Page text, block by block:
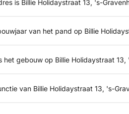
is Billie Holidaystraat 13, 's-
van het pand op Billie
het gebouw op Billie Holidaystraat 13,
van Billie Holidaystraat 13, 's-